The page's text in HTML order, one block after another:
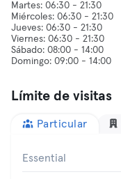
Martes: 06:30 - 21:30
Miércoles: 06:30 - 21:30
Jueves: 06:30 - 21:30
Viernes: 06:30 - 21:30
Sábado: 08:00 - 14:00
Límite de visitas
Particular
Essential